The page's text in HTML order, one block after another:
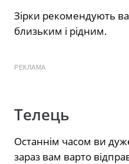
Зірки рекомендують
близьким і рідним.
РЕКЛАМА
Телець
Останнім часом ви
зараз вам варто